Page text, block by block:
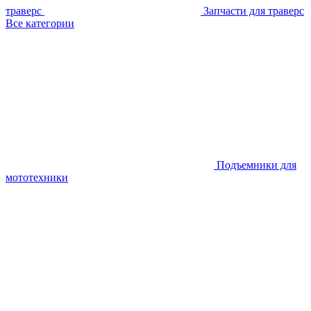
траверс
Запчасти для траверс
Все категории
Подъемники для
мототехники